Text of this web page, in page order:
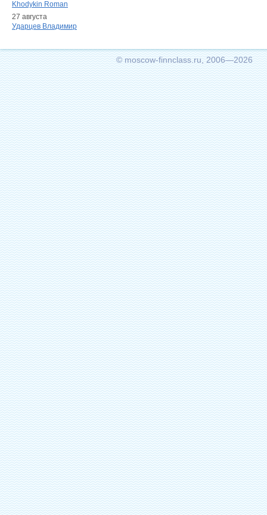
Khodykin Roman
27 августа
Ударцев Владимир
© moscow-finnclass.ru, 2006—2026